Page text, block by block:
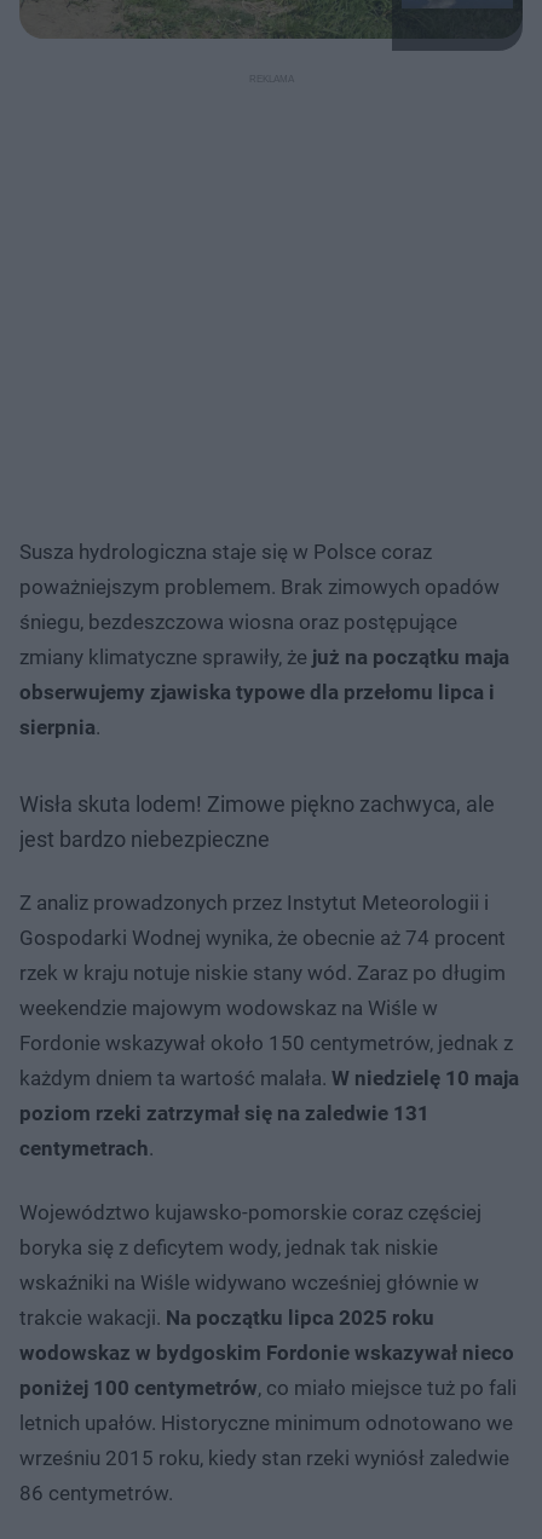
Susza hydrologiczna staje się w Polsce coraz
poważniejszym problemem. Brak zimowych opadów
śniegu, bezdeszczowa wiosna oraz postępujące
zmiany klimatyczne sprawiły, że już na początku maja
obserwujemy zjawiska typowe dla przełomu lipca i
sierpnia.
Wisła skuta lodem! Zimowe piękno zachwyca, ale
jest bardzo niebezpieczne
Z analiz prowadzonych przez Instytut Meteorologii i
Gospodarki Wodnej wynika, że obecnie aż 74 procent
rzek w kraju notuje niskie stany wód. Zaraz po długim
weekendzie majowym wodowskaz na Wiśle w
Fordonie wskazywał około 150 centymetrów, jednak z
każdym dniem ta wartość malała. W niedzielę 10 maja
poziom rzeki zatrzymał się na zaledwie 131
centymetrach.
Województwo kujawsko-pomorskie coraz częściej
boryka się z deficytem wody, jednak tak niskie
wskaźniki na Wiśle widywano wcześniej głównie w
trakcie wakacji. Na początku lipca 2025 roku
wodowskaz w bydgoskim Fordonie wskazywał nieco
poniżej 100 centymetrów, co miało miejsce tuż po fali
letnich upałów. Historyczne minimum odnotowano we
wrześniu 2015 roku, kiedy stan rzeki wyniósł zaledwie
86 centymetrów.